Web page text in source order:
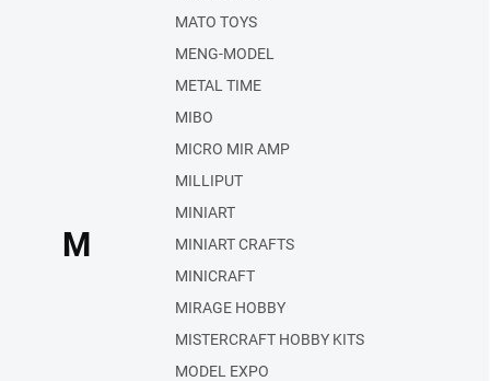
M
MATO TOYS
MENG-MODEL
METAL TIME
MIBO
MICRO MIR AMP
MILLIPUT
MINIART
MINIART CRAFTS
MINICRAFT
MIRAGE HOBBY
MISTERCRAFT HOBBY KITS
MODEL EXPO